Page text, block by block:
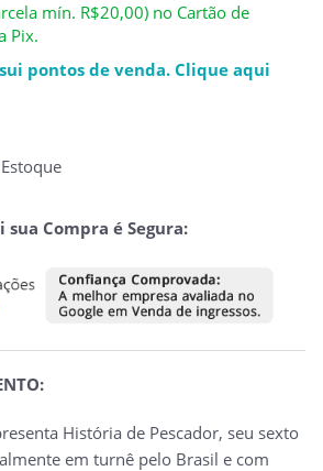
mín. R$20,00) no Cartão de
Pix.
pontos de venda. Clique aqui
sua Compra é Segura:
História de Pescador, seu sexto
em turnê pelo Brasil e com